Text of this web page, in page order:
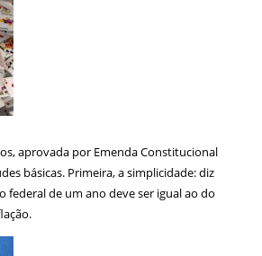
aprovada por Emenda Constitucional
básicas. Primeira, a simplicidade: diz
federal de um ano deve ser igual ao do